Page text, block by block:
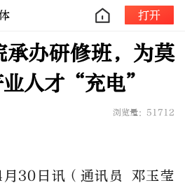
打开
办研修班，为莫
业人才“充电”
浏览量：51712
月30日讯 （通讯员 邓玉莹